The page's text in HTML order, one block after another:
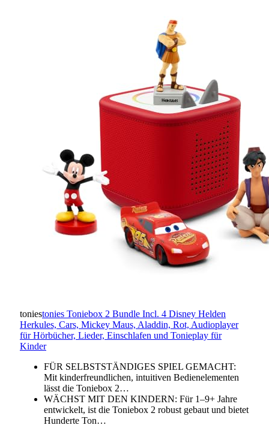
toniestonies Toniebox 2 Bundle Incl. 4 Disney Helden
Herkules, Cars, Mickey Maus, Aladdin, Rot, Audioplayer
für Hörbücher, Lieder, Einschlafen und Tonieplay für
Kinder
FÜR SELBSTSTÄNDIGES SPIEL GEMACHT:
Mit kinderfreundlichen, intuitiven Bedienelementen
lässt die Toniebox 2…
WÄCHST MIT DEN KINDERN: Für 1–9+ Jahre
entwickelt, ist die Toniebox 2 robust gebaut und bietet
Hunderte Ton…